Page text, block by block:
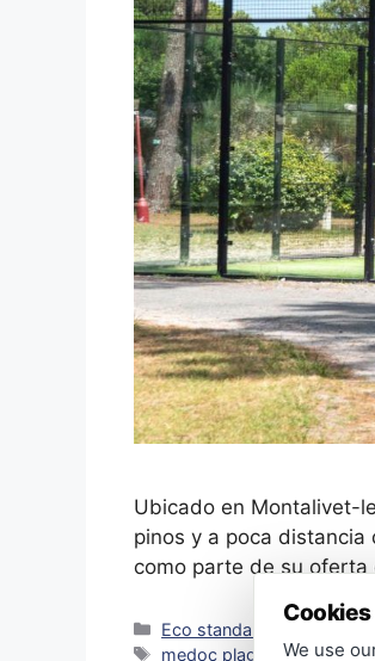
Ubicado en Montalivet-
pinos y a poca
como parte de su
Categories
Eco standard
Tags
medoc plage padelWe use